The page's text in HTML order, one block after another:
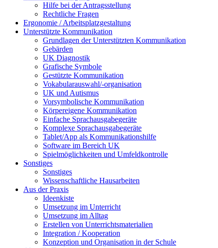
Hilfe bei der Antragsstellung
Rechtliche Fragen
Ergonomie / Arbeitsplatzgestaltung
Unterstützte Kommunikation
Grundlagen der Unterstützten Kommunikation
Gebärden
UK Diagnostik
Grafische Symbole
Gestützte Kommunikation
Vokabularauswahl/-organisation
UK und Autismus
Vorsymbolische Kommunikation
Körpereigene Kommunikation
Einfache Sprachausgabegeräte
Komplexe Sprachausgabegeräte
Tablet/App als Kommunikationshilfe
Software im Bereich UK
Spielmöglichkeiten und Umfeldkontrolle
Sonstiges
Sonstiges
Wissenschaftliche Hausarbeiten
Aus der Praxis
Ideenkiste
Umsetzung im Unterricht
Umsetzung im Alltag
Erstellen von Unterrichtsmaterialien
Integration / Kooperation
Konzeption und Organisation in der Schule